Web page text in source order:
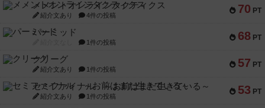
70 PT
メメントオンラインタクティクス
紹介文あり 4件の投稿
68 PT
パーミッド
1件の投稿
57 PT
クリーグ
紹介文あり 1件の投稿
53 PT
セミファイナル ～お前はまだ生きている～
紹介文あり 1件の投稿